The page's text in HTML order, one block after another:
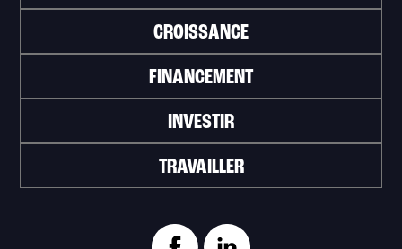
CROISSANCE
FINANCEMENT
INVESTIR
TRAVAILLER